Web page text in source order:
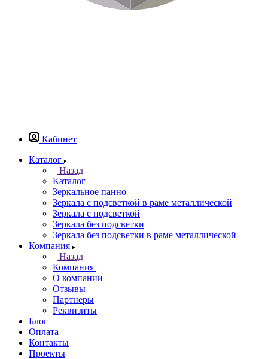
Кабинет
Каталог
Назад
Каталог
Зеркальное панно
Зеркала с подсветкой в раме металлической
Зеркала с подсветкой
Зеркала без подсветки
Зеркала без подсветки в раме металлической
Компания
Назад
Компания
О компании
Отзывы
Партнеры
Реквизиты
Блог
Оплата
Контакты
Проекты